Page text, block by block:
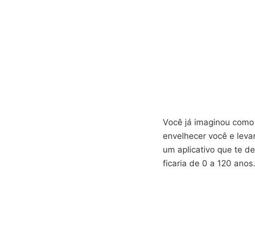
Você já imaginou
envelhecer você e
um aplicativo que te
ficaria de 0 a 120 anos.